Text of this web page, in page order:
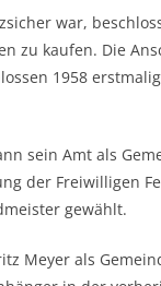
war,
zu kaufen. Die
1958
sein Amt als
der Freiwilligen
gewählt.
Meyer als